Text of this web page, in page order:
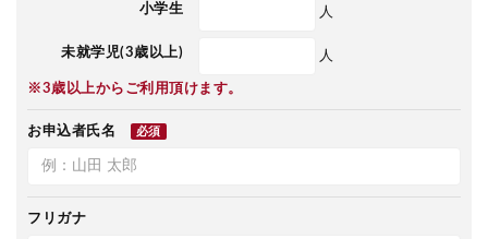
小学生 人
未就学児(3歳以上) 人
※3歳以上からご利用頂けます。
お申込者氏名 必須
フリガナ